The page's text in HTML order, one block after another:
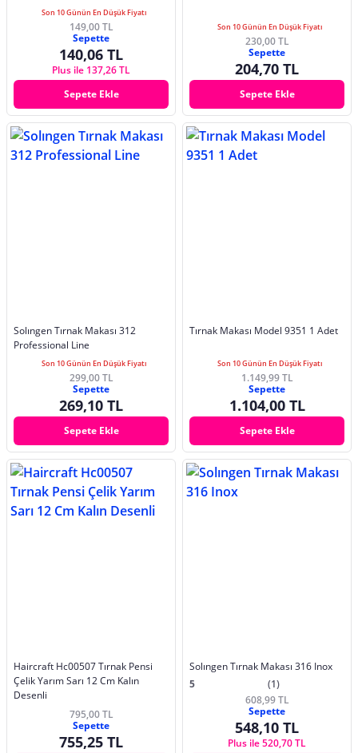
Son 10 Günün En Düşük Fiyatı
149,00 TL
Sepette
140,06 TL
Plus ile 137,26 TL
Sepete Ekle
Son 10 Günün En Düşük Fiyatı
230,00 TL
Sepette
204,70 TL
Sepete Ekle
Solıngen Tırnak Makası 312
Professional Line
Son 10 Günün En Düşük Fiyatı
299,00 TL
Sepette
269,10 TL
Sepete Ekle
Tırnak Makası Model 9351 1 Adet
Son 10 Günün En Düşük Fiyatı
1.149,99 TL
Sepette
1.104,00 TL
Sepete Ekle
Haircraft Hc00507 Tırnak Pensi
Çelik Yarım Sarı 12 Cm Kalın
Desenli
795,00 TL
Sepette
755,25 TL
Solıngen Tırnak Makası 316 Inox
5
(1)
608,99 TL
Sepette
548,10 TL
Plus ile 520,70 TL